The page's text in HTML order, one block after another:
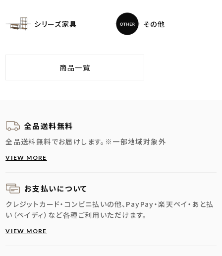
シリーズ家具 その他
商品一覧
全品送料無料
全品送料無料でお届けします。 ※一部地域対象外
VIEW MORE
お支払いについて
クレジットカード・コンビニ払いの他、PayPay・楽天ペイ・あと払
い（ペイディ）など各種ご利用いただけます。
VIEW MORE